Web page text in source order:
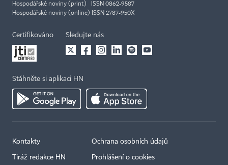
Hospodářské noviny (print) ISSN 0862-9587
Hospodářské noviny (online) ISSN 2787-950X
Certifikováno Sledujte nás
Stáhněte si aplikaci HN
Kontakty
Tiráž redakce HN
Ochrana osobních údajů
Prohlášení o cookies